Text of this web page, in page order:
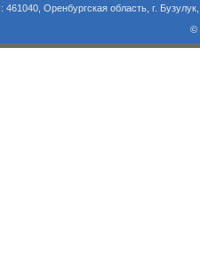
область, г. Бузулук, ул.
©